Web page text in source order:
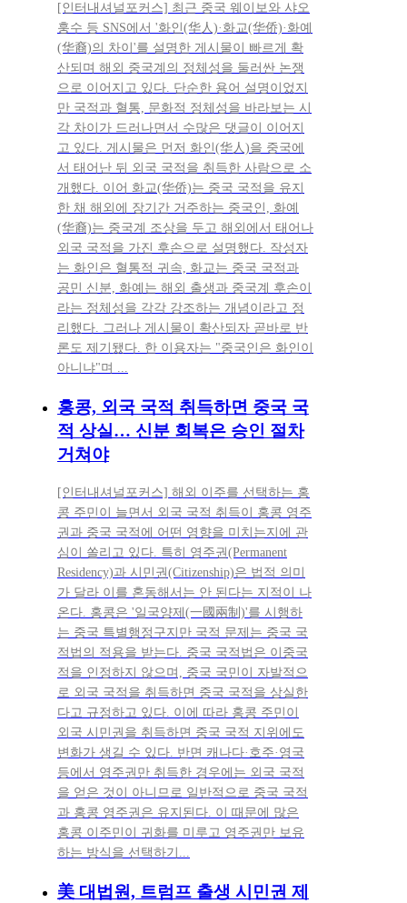
[인터내셔널포커스] 최근 중국 웨이보와 샤오
훙수 등 SNS에서 '화인(华人)·화교(华侨)·화예
(华裔)의 차이'를 설명한 게시물이 빠르게 확
산되며 해외 중국계의 정체성을 둘러싼 논쟁
으로 이어지고 있다. 단순한 용어 설명이었지
만 국적과 혈통, 문화적 정체성을 바라보는 시
각 차이가 드러나면서 수많은 댓글이 이어지
고 있다. 게시물은 먼저 화인(华人)을 중국에
서 태어난 뒤 외국 국적을 취득한 사람으로 소
개했다. 이어 화교(华侨)는 중국 국적을 유지
한 채 해외에 장기간 거주하는 중국인, 화예
(华裔)는 중국계 조상을 두고 해외에서 태어나
외국 국적을 가진 후손으로 설명했다. 작성자
는 화인은 혈통적 귀속, 화교는 중국 국적과
공민 신분, 화예는 해외 출생과 중국계 후손이
라는 정체성을 각각 강조하는 개념이라고 정
리했다. 그러나 게시물이 확산되자 곧바로 반
론도 제기됐다. 한 이용자는 "중국인은 화인이
아니냐"며 ...
홍콩, 외국 국적 취득하면 중국 국
적 상실… 신분 회복은 승인 절차
거쳐야
[인터내셔널포커스] 해외 이주를 선택하는 홍
콩 주민이 늘면서 외국 국적 취득이 홍콩 영주
권과 중국 국적에 어떤 영향을 미치는지에 관
심이 쏠리고 있다. 특히 영주권(Permanent
Residency)과 시민권(Citizenship)은 법적 의미
가 달라 이를 혼동해서는 안 된다는 지적이 나
온다. 홍콩은 '일국양제(一國兩制)'를 시행하
는 중국 특별행정구지만 국적 문제는 중국 국
적법의 적용을 받는다. 중국 국적법은 이중국
적을 인정하지 않으며, 중국 국민이 자발적으
로 외국 국적을 취득하면 중국 국적을 상실한
다고 규정하고 있다. 이에 따라 홍콩 주민이
외국 시민권을 취득하면 중국 국적 지위에도
변화가 생길 수 있다. 반면 캐나다·호주·영국
등에서 영주권만 취득한 경우에는 외국 국적
을 얻은 것이 아니므로 일반적으로 중국 국적
과 홍콩 영주권은 유지된다. 이 때문에 많은
홍콩 이주민이 귀화를 미루고 영주권만 보유
하는 방식을 선택하기...
美 대법원, 트럼프 출생 시민권 제